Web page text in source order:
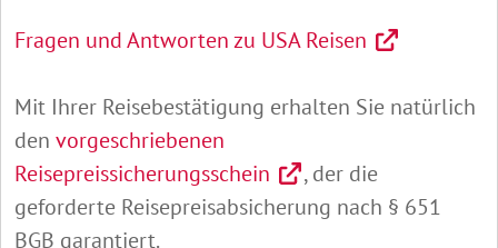
Fragen und Antworten zu USA Reisen
Mit Ihrer Reisebestätigung erhalten Sie natürlich
den vorgeschriebenen
Reisepreissicherungsschein
, der die
geforderte Reisepreisabsicherung nach § 651
BGB garantiert.